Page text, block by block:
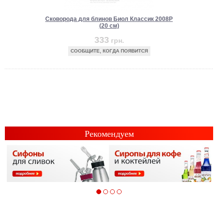
Сковорода для блинов Биол Классик 2008P
(20 см)
333 грн.
СООБЩИТЕ, КОГДА ПОЯВИТСЯ
Рекомендуем